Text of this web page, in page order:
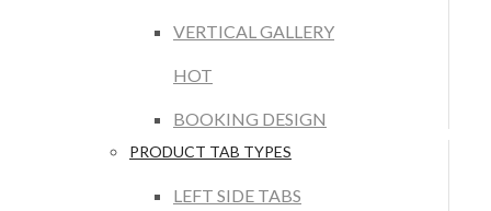
VERTICAL GALLERY
HOT
BOOKING DESIGN
PRODUCT TAB TYPES
LEFT SIDE TABS